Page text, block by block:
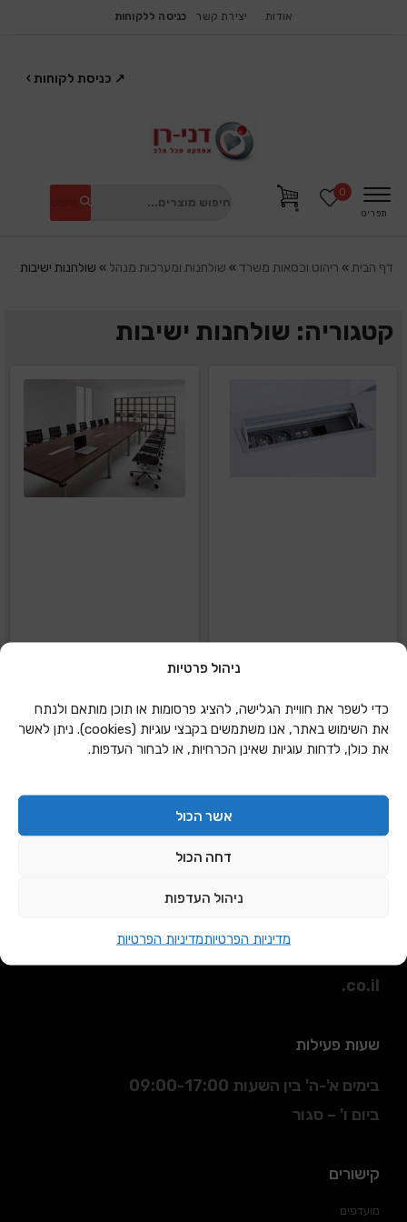
ניהול פרטיות
כדי לשפר את חוויית הגלישה, להציג פרסומות או תוכן מותאם ולנתח
את השימוש באתר, אנו משתמשים בקבצי עוגיות (cookies). ניתן לאשר
את כולן, לדחות עוגיות שאינן הכרחיות, או לבחור העדפות.
אשר הכול
דחה הכול
ניהול העדפות
מדיניות הפרטיותמדיניות הפרטיות
אודות יצירת קשר כניסה ללקוחות
↗ כניסת לקוחות ›
תפריט
0
דף הבית» ריהוט וכסאות משרד » שולחנות ומערכות מנהל » שולחנות ישיבות
קטגוריה: שולחנות ישיבות
ישיבות
הוספה להצעת מחיר הוספה להצעת מחיר
.co.il
שעות פעילות
בימים א'-ה' בין השעות 09:00-17:00
ביום ו' – סגור
קישורים
מועדפים